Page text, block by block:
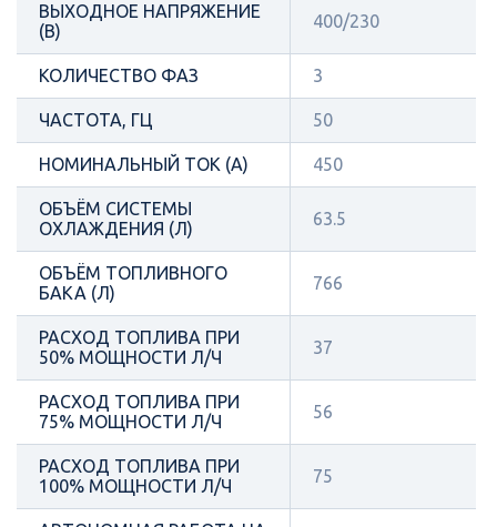
ВЫХОДНОЕ НАПРЯЖЕНИЕ
(В)
400/230
КОЛИЧЕСТВО ФАЗ 3
ЧАСТОТА, ГЦ 50
НОМИНАЛЬНЫЙ ТОК (А) 450
ОБЪЁМ СИСТЕМЫ
ОХЛАЖДЕНИЯ (Л)
63.5
ОБЪЁМ ТОПЛИВНОГО
БАКА (Л)
766
РАСХОД ТОПЛИВА ПРИ
50% МОЩНОСТИ Л/Ч
37
РАСХОД ТОПЛИВА ПРИ
75% МОЩНОСТИ Л/Ч
56
РАСХОД ТОПЛИВА ПРИ
100% МОЩНОСТИ Л/Ч
75